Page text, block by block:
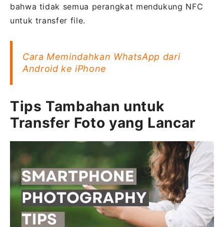
bahwa tidak semua perangkat mendukung NFC
untuk transfer file.
Cara Memindahkan WhatsApp dari
Android ke iPhone
Tips Tambahan untuk
Transfer Foto yang Lancar